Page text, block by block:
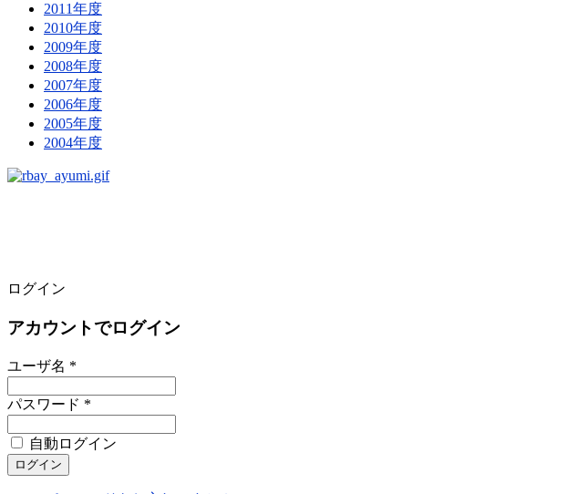
2011年度
2010年度
2009年度
2008年度
2007年度
2006年度
2005年度
2004年度
ログイン
アカウントでログイン
ユーザ名 *
パスワード *
自動ログイン